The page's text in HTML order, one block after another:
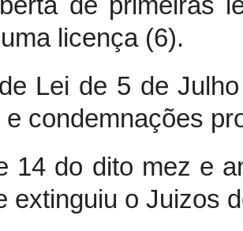
de primeiras
licença (6).
Lei de 5 de
condemnações
14 do dito mez e
extinguiu o Juizos